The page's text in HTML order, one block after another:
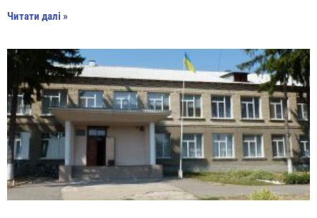
Читати далі »